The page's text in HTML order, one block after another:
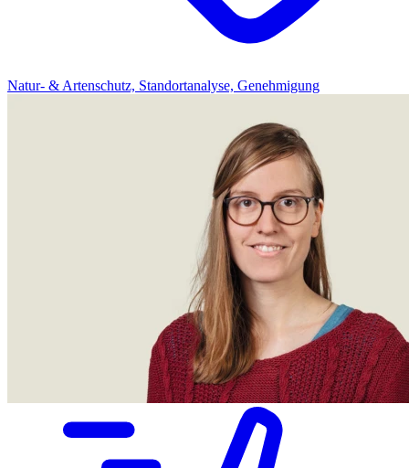
Natur- & Artenschutz, Standortanalyse, Genehmigung